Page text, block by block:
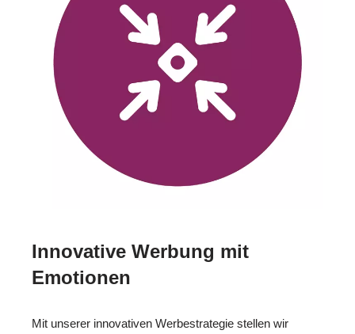
Innovative Werbung mit
Emotionen
Mit unserer innovativen Werbestrategie stellen wir